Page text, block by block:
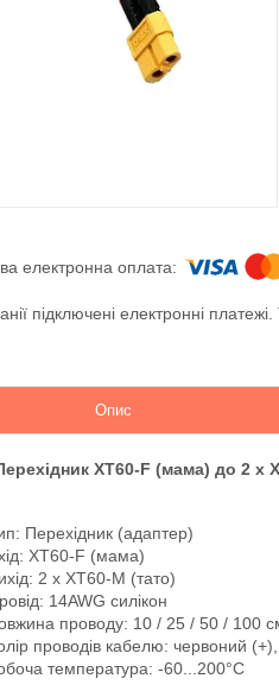
підключені електронні
Опис
XT60-F (мама) до 2 х
Перехідник (адаптер)
XT60-F (мама)
2 х XT60-M (тато)
14AWG силікон
проводу: 10 / 25 / 50 / 100
проводів кабелю: червоний
температура: -60...200°C